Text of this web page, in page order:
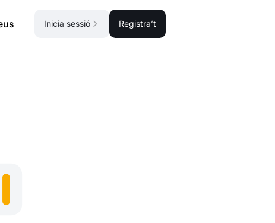
Inicia sessió Registra’t